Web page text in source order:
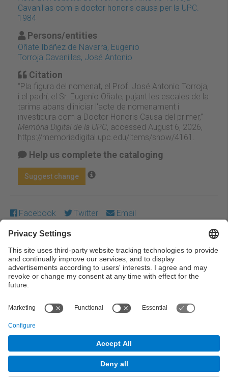
Cavanillas com a doctor honoris causa per la UPC.
1984
Persons/entities
Oñate Ibáñez de Navarra, Eugenio
Torroja Cavanillas, José Antonio
Citation
“Pla figura del nomenat, el Prof. José Antonio Torroja,
i el padrí, el Sr. Eugenio Oñate, pujant les escales de la
tarima abans d'iniciar l'acte de nomenament i
investidura com a Doctor Honoris Causa del primer,”
Memòria Digital de la UPC, accessed August 6, 2026,
https://memoriadigital.upc.edu/items/show/4161
Help us complete the cataloging
Suggest change
Facebook Twitter Email
Except where otherwise noted, content on this work is
licensed under a Creative Commons license:Attribution-
NonCommercial-NoDerivs 3.0 Spain
© UPC Universitat Politècnica de Catalunya ·